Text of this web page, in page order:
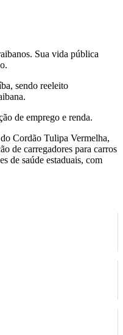
Sua vida pública
sendo reeleito
de emprego e renda.
Cordão Tulipa Vermelha,
de carregadores para carros
de saúde estaduais, com